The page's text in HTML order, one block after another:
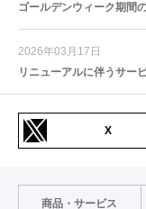
ゴールデンウィーク期間
2026年03月17日
リニューアルに伴うサー
X
商品・サービス